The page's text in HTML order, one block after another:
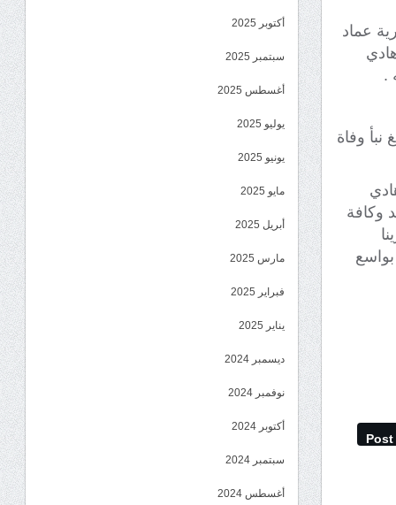
عماد
.
نبأ وفاة
وكافة
بواسع
Post
أكتوبر 2025
سبتمبر 2025
أغسطس 2025
يوليو 2025
يونيو 2025
مايو 2025
أبريل 2025
مارس 2025
فبراير 2025
يناير 2025
ديسمبر 2024
نوفمبر 2024
أكتوبر 2024
سبتمبر 2024
أغسطس 2024